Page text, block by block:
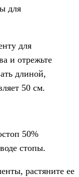
для
для
и отрежьте
длиной,
50 см.
50%
стопы.
растяните ее